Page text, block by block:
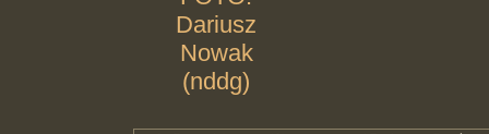
Dariusz
Nowak
(nddg)